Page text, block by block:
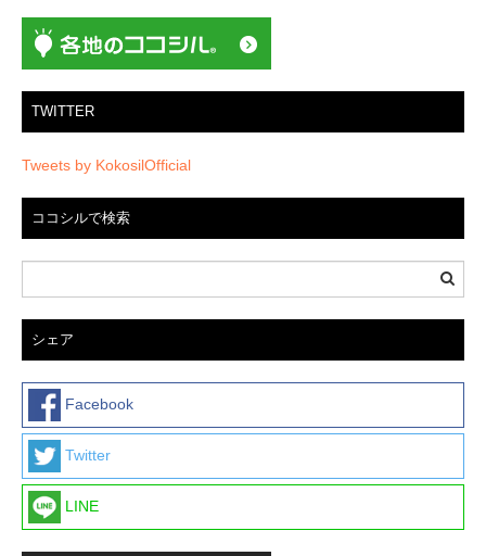
ン
TWITTER
Tweets by KokosilOfficial
ココシルで検索
シェア
Facebook
Twitter
LINE